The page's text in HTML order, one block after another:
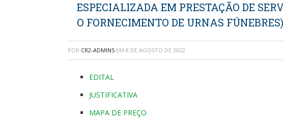
ESPECIALIZADA EM PRESTAÇÃO DE
O FORNECIMENTO DE URNAS FÚNEBRES)
POR CR2-ADMIN5 EM 8 DE AGOSTO DE 2022
EDITAL
JUSTIFICATIVA
MAPA DE PREÇO